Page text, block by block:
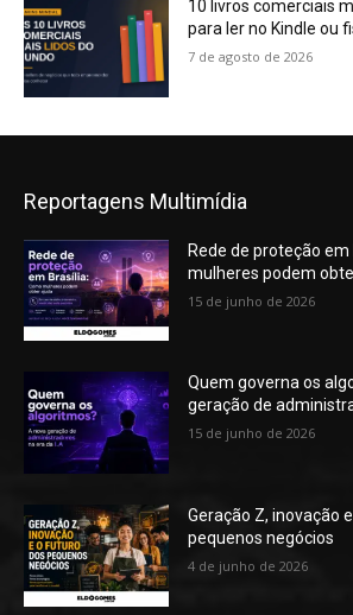
10 livros comerciais
para ler no Kindle ou
7 de agosto de 2026
Reportagens Multimídia
Rede de proteção
mulheres podem
15 de junho de 2026
Quem governa os
geração de
15 de junho de 2026
Geração Z, inovação
pequenos negócios
4 de junho de 2026